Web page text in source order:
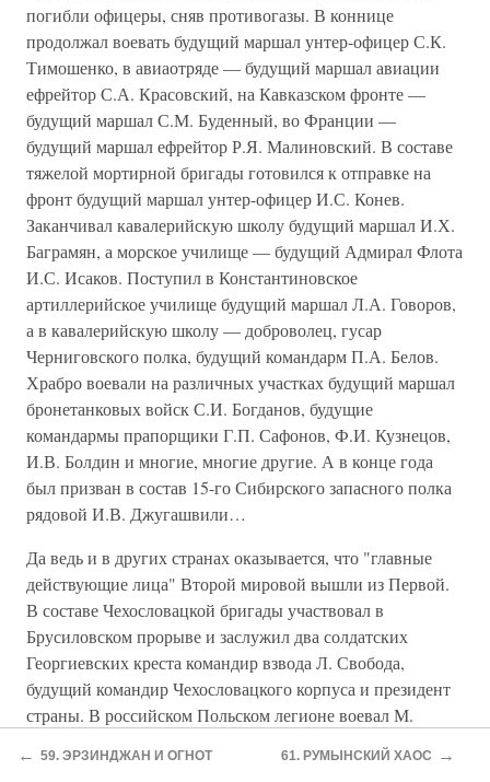
погибли офицеры, сняв противогазы. В коннице
продолжал воевать будущий маршал унтер-офицер С.К.
Тимошенко, в авиаотряде — будущий маршал авиации
ефрейтор С.А. Красовский, на Кавказском фронте —
будущий маршал С.М. Буденный, во Франции —
будущий маршал ефрейтор Р.Я. Малиновский. В составе
тяжелой мортирной бригады готовился к отправке на
фронт будущий маршал унтер-офицер И.С. Конев.
Заканчивал кавалерийскую школу будущий маршал И.Х.
Баграмян, а морское училище — будущий Адмирал Флота
И.С. Исаков. Поступил в Константиновское
артиллерийское училище будущий маршал Л.А. Говоров,
а в кавалерийскую школу — доброволец, гусар
Черниговского полка, будущий командарм П.А. Белов.
Храбро воевали на различных участках будущий маршал
бронетанковых войск С.И. Богданов, будущие
командармы прапорщики Г.П. Сафонов, Ф.И. Кузнецов,
И.В. Болдин и многие, многие другие. А в конце года
был призван в состав 15-го Сибирского запасного полка
рядовой И.В. Джугашвили…
Да ведь и в других странах оказывается, что "главные
действующие лица" Второй мировой вышли из Первой.
В составе Чехословацкой бригады участвовал в
Брусиловском прорыве и заслужил два солдатских
Георгиевских креста командир взвода Л. Свобода,
будущий командир Чехословацкого корпуса и президент
страны. В российском Польском легионе воевал М.
Польского. Во Франции после ухода с поста Первого
← 59. ЭРЗИНДЖАН И ОГНОТ 61. РУМЫНСКИЙ ХАОС →